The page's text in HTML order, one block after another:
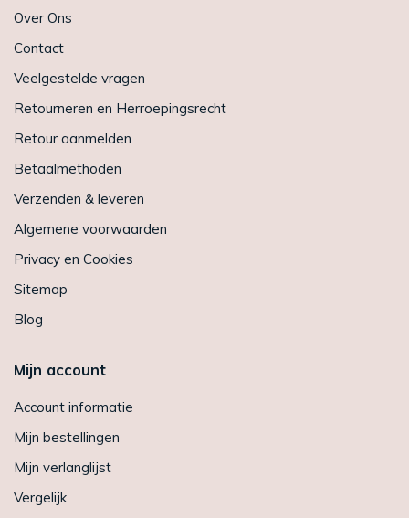
Over Ons
Contact
Veelgestelde vragen
Retourneren en Herroepingsrecht
Retour aanmelden
Betaalmethoden
Verzenden & leveren
Algemene voorwaarden
Privacy en Cookies
Sitemap
Blog
Mijn account
Account informatie
Mijn bestellingen
Mijn verlanglijst
Vergelijk